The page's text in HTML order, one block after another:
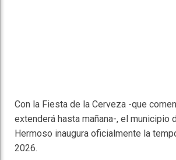
Con la Fiesta de la Cerveza -que
extenderá hasta mañana-, el municipio
Hermoso inaugura oficialmente la
2026.